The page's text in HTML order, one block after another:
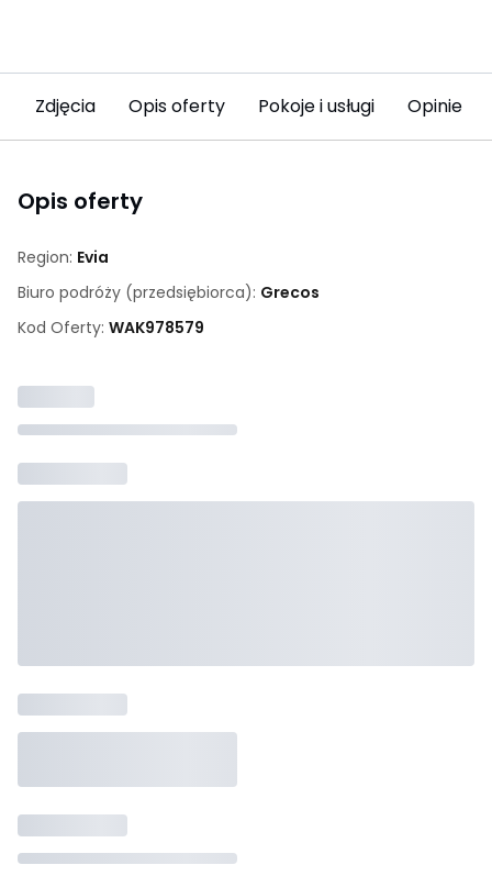
Zdjęcia Opis oferty Pokoje i usługi Opinie
Opis oferty
Region: Evia
Biuro podróży (przedsiębiorca): Grecos
Kod Oferty: WAK978579